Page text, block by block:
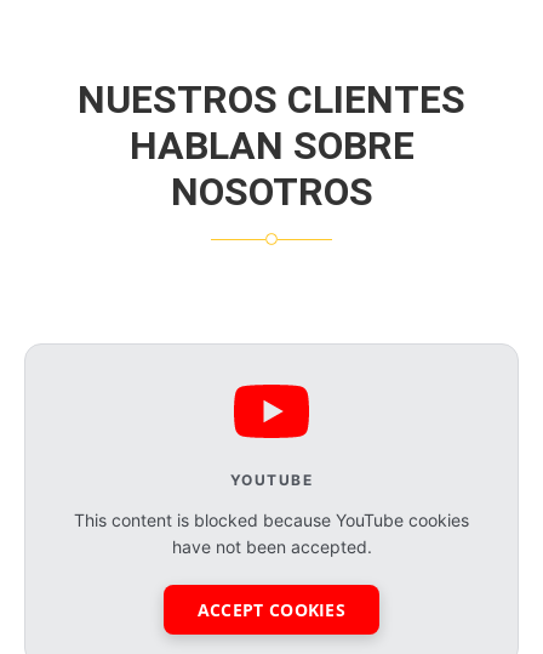
NUESTROS CLIENTES
HABLAN SOBRE
NOSOTROS
YOUTUBE
This content is blocked because YouTube cookies
have not been accepted.
ACCEPT COOKIES